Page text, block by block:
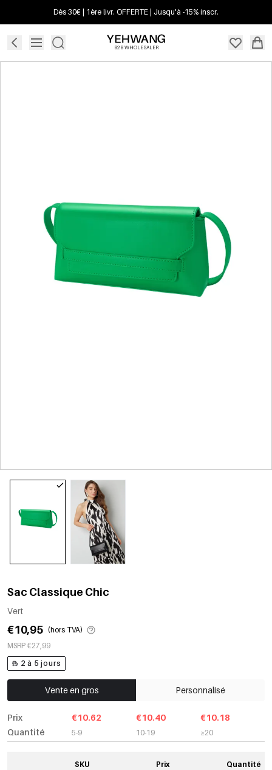
Dès 30€ | 1ère livr. OFFERTE | Jusqu'à -15% inscr.
B2B WHOLESALER
Sac Classique Chic
Vert
€10,95 (hors TVA)
MSRP €27,99
2 à 5 jours
Vente en gros Personnalisé
Prix
Quantité
€10.62
5-9
€10.40
10-19
€10.18
≥20
SKU Prix Quantité